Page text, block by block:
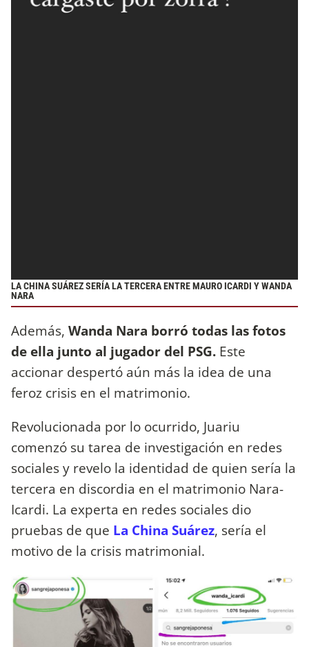
LA CHINA SUÁREZ SERÍA LA TERCERA ENTRE MAURO ICARDI Y WANDA
NARA
Además, Wanda Nara borró todas las fotos
de ella junto al jugador del PSG. Este
accionar despertó aún más la idea de una
feroz crisis en el matrimonio.
Revolucionada por lo ocurrido, Juariu
comenzó su tarea de investigación en redes
sociales y revelo la identidad de quien sería la
tercera en discordia en el matrimonio Nara-
Icardi. La experta en redes sociales dio
pruebas de que La China Suárez, sería el
motivo de la crisis matrimonial.